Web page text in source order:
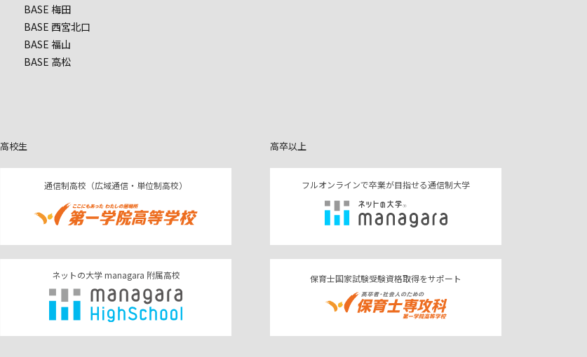
BASE 梅田
BASE 西宮北口
BASE 福山
BASE 高松
高校生
通信制高校（広域通信・単位制高校）
ネットの大学 managara 附属高校
高卒以上
フルオンラインで卒業が目指せる通信制大学
保育士国家試験受験資格取得をサポート